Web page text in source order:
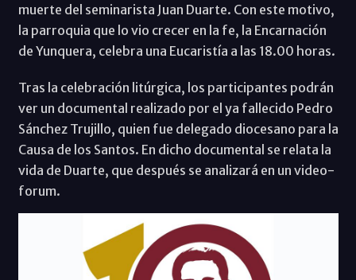
muerte del seminarista Juan Duarte. Con este motivo,
la parroquia que lo vio crecer en la fe, la Encarnación
de Yunquera, celebra una Eucaristía a las 18.00 horas.
Tras la celebración litúrgica, los participantes podrán
ver un documental realizado por el ya fallecido Pedro
Sánchez Trujillo, quien fue delegado diocesano para la
Causa de los Santos. En dicho documental se relata la
vida de Duarte, que después se analizará en un video-
forum.